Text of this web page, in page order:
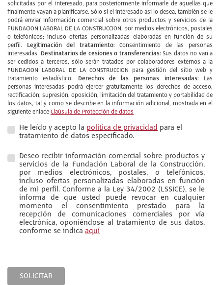
solicitadas por el interesado, para posteriormente informarle de aquellas que
finalmente vayan a planificarse. Sólo si el interesado así lo desea, también se le
podrá enviar información comercial sobre otros productos y servicios de la
FUNDACION LABORAL DE LA CONSTRUCCION, por medios electrónicos, postales
o telefónicos; incluso ofertas personalizadas elaboradas en función de su
perfil.
Legitimación del tratamiento: Consentimiento de las personas
interesadas. Destinatarios de cesiones o transferencias: Sus datos no van a
ser cedidos a terceros, sólo serán tratados por colaboradores externos a la
FUNDACION LABORAL DE LA CONSTRUCCION para gestión del sitio web y
tratamiento estadístico.
Derechos de las personas interesadas: Las
personas interesadas podrá ejercer gratuitamente los derechos de acceso,
rectificación, supresión, oposición, limitación del tratamiento y portabilidad de
los datos, tal y como se describe en la información adicional, mostrada en el
siguiente enlace Claúsula de Protección de datos
He leído y acepto la política de privacidad para el
tratamiento de datos especificado.
Deseo recibir información comercial sobre productos y
servicios de la Fundación Laboral de la Construcción,
por medios electrónicos, postales, o telefónicos,
incluso ofertas personalizadas elaboradas en función
de mi perfil. Conforme a la Ley 34/2002 (LSSICE), se le
informa de que usted puede revocar en cualquier
momento el consentimiento prestado para la
recepción de comunicaciones comerciales por vía
electrónica, oponiéndose al tratamiento de sus datos,
conforme se indica aquí
SOLICITAR